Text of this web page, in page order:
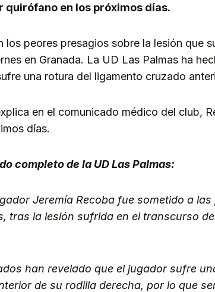
quirófano en los próximos días.
los peores presagios sobre la lesión que
en Granada. La UD Las Palmas ha
una rotura del ligamento cruzado
en el comunicado médico del club,
días.
completo de la UD Las Palmas:
Jeremía Recoba fue sometido a
tras la lesión sufrida en el transcurso
han revelado que el jugador sufre
de su rodilla derecha, por lo que